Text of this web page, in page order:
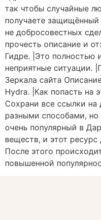
так чтобы случайные
получаете
не добросовестных
прочесть описание и
Гидре. |Это полностью
неприятные ситуации.
Зеркала сайта
Hydra. |Как попасть на
Сохрани все ссылки
разными способами,
очень популярный в
веществ, и этот
После этого
повышенной